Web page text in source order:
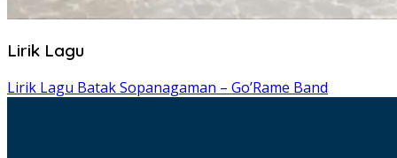
Lirik Lagu
Lirik Lagu Batak Sopanagaman – Go’Rame Band